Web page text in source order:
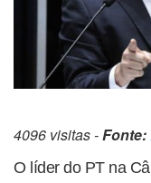
4096 visitas -Fonte:
O líder do PT na